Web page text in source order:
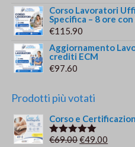
Corso Lavoratori
Specifica – 8 ore
€115.90
Aggiornamento
crediti ECM
€97.60
Prodotti più votati
Corso e
Valutato
€69.00Il
€49.00